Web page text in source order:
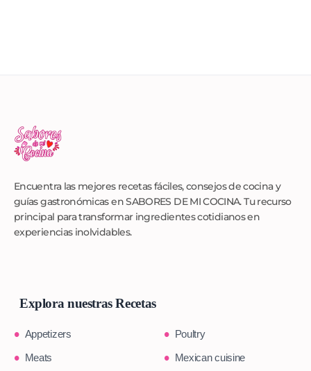
Encuentra las mejores recetas fáciles, consejos de cocina y
guías gastronómicas en SABORES DE MI COCINA. Tu recurso
principal para transformar ingredientes cotidianos en
experiencias inolvidables.
Explora nuestras Recetas
Appetizers
Poultry
Meats
Mexican cuisine